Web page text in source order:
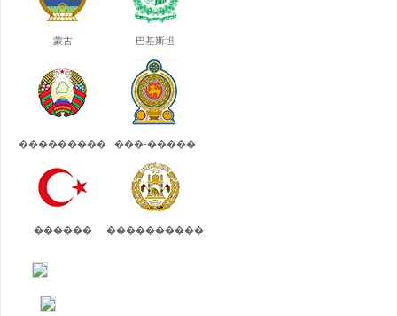
蒙古 巴基斯坦
��������� ���-�����
������ ����������